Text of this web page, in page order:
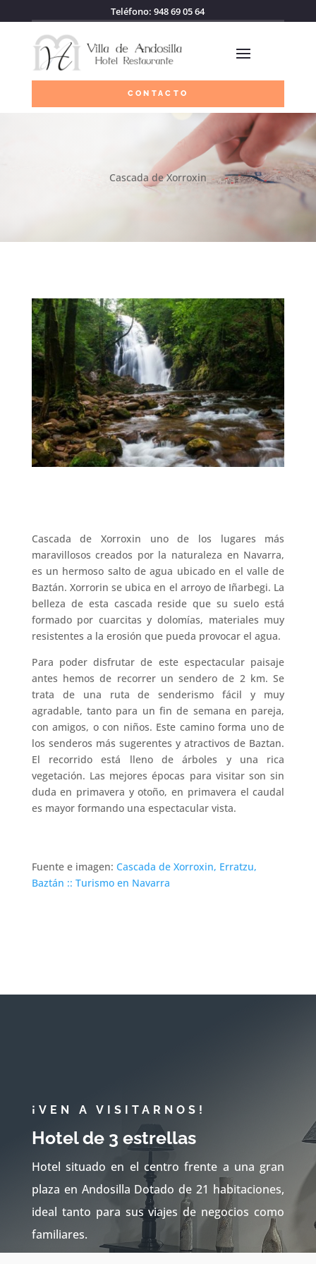
Teléfono: 948 69 05 64
CONTACTO
Cascada de Xorroxin
Cascada de Xorroxin uno de los lugares más
maravillosos creados por la naturaleza en Navarra,
es un hermoso salto de agua ubicado en el valle de
Baztán. Xorrorin se ubica en el arroyo de Iñarbegi. La
belleza de esta cascada reside que su suelo está
formado por cuarcitas y dolomías, materiales muy
resistentes a la erosión que pueda provocar el agua.
Para poder disfrutar de este espectacular paisaje
antes hemos de recorrer un sendero de 2 km. Se
trata de una ruta de senderismo fácil y muy
agradable, tanto para un fin de semana en pareja,
con amigos, o con niños. Este camino forma uno de
los senderos más sugerentes y atractivos de Baztan.
El recorrido está lleno de árboles y una rica
vegetación. Las mejores épocas para visitar son sin
duda en primavera y otoño, en primavera el caudal
es mayor formando una espectacular vista.
Fuente e imagen: Cascada de Xorroxin, Erratzu,
Baztán :: Turismo en Navarra
¡VEN A VISITARNOS!
Hotel de 3 estrellas
Hotel situado en el centro frente a una gran
plaza en Andosilla Dotado de 21 habitaciones,
ideal tanto para sus viajes de negocios como
familiares.